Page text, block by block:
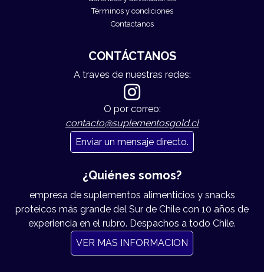
Términos y condiciones
Contactanos
CONTÁCTANOS
A traves de nuestras redes:
O por correo:
contacto@suplementosgold.cl
Enviar un mensaje directo.
¿Quiénes somos?
empresa de suplementos alimenticios y snacks
proteicos más grande del Sur de Chile con 10 años de
experiencia en el rubro. Despachos a todo Chile.
VER MAS INFORMACION